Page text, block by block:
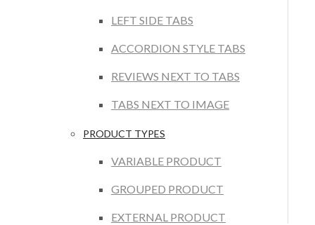
LEFT SIDE TABS
ACCORDION STYLE TABS
REVIEWS NEXT TO TABS
TABS NEXT TO IMAGE
PRODUCT TYPES
VARIABLE PRODUCT
GROUPED PRODUCT
EXTERNAL PRODUCT